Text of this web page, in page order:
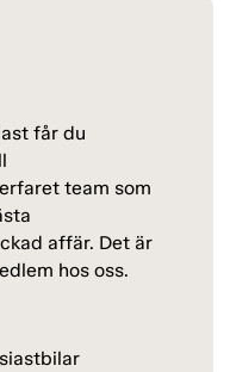
får du
team som
affär. Det är
hos oss.